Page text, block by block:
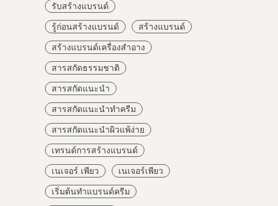
รับสร้างแบรนด์
รู้ก่อนสร้างแบรนด์
สร้างแบรนด์
สร้างแบรนด์เครื่องสำอาง
สารสกัดธรรมชาติ
สารสกัดแนะนำ
สารสกัดแนะนำทำครีม
สารสกัดแนะนำผิวแพ้ง่าย
เทรนด์การสร้างแบรนด์
เนเจอร์ เพียว
เนเจอร์เพียว
เริ่มต้นทำแบรนด์ครีม